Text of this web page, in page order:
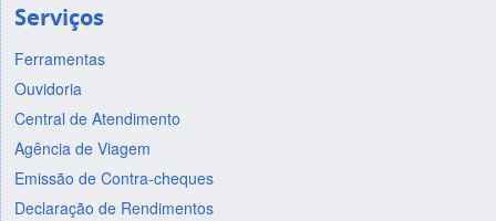
Serviços
Ferramentas
Ouvidoria
Central de Atendimento
Agência de Viagem
Emissão de Contra-cheques
Declaração de Rendimentos